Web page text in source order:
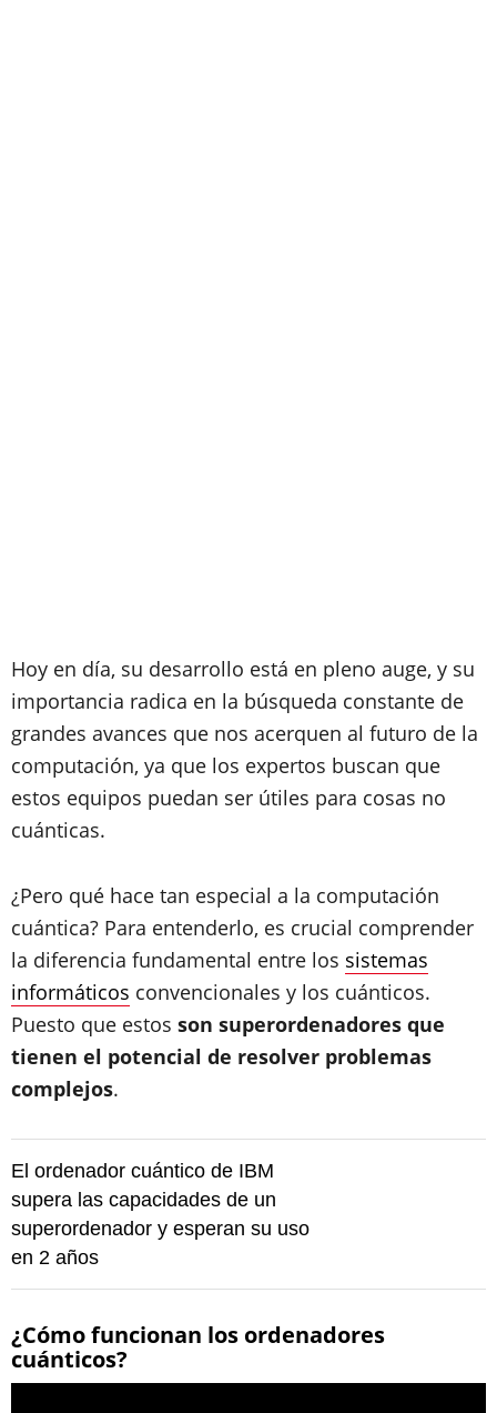
Hoy en día, su desarrollo está en pleno auge, y su
importancia radica en la búsqueda constante de
grandes avances que nos acerquen al futuro de la
computación, ya que los expertos buscan que
estos equipos puedan ser útiles para cosas no
cuánticas.
¿Pero qué hace tan especial a la computación
cuántica? Para entenderlo, es crucial comprender
la diferencia fundamental entre los sistemas
informáticos convencionales y los cuánticos.
Puesto que estos son superordenadores que
tienen el potencial de resolver problemas
complejos.
El ordenador cuántico de IBM
supera las capacidades de un
superordenador y esperan su uso
en 2 años
¿Cómo funcionan los ordenadores
cuánticos?